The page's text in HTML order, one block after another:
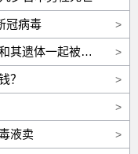
>
冠病毒
>
2ch：丈夫感染新冠病毒死亡后，妻子和其遗体一起被隔离在家中[意大利]
>
？
>
>
液卖